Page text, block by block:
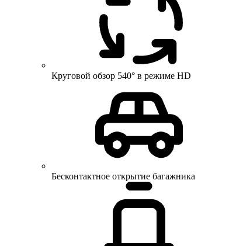
Круговой обзор 540° в режиме HD
Бесконтактное открытие багажника